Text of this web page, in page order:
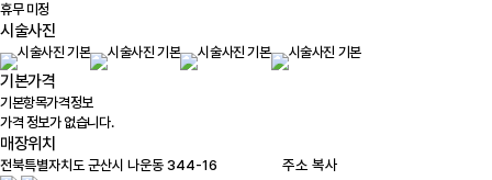
휴무 미정
시술사진
기본가격
기본항목가격정보
가격 정보가 없습니다.
매장위치
주소 복사